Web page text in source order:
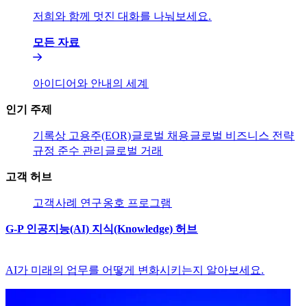
저희와 함께 멋진 대화를 나눠보세요.​​
모든 자료​​
아이디어와 안내의 세계​​
인기 주제​​
기록상 고용주(EOR)​​글로벌 채용​​글로벌 비즈니스 전략​​
규정 준수 관리​​ 글로벌 거래​​
고객 허브​​
고객​​사례 연구​​옹호 프로그램​​
G-P 인공지능(AI) 지식(Knowledge) 허브​​
AI가 미래의 업무를 어떻게 변화시키는지 알아보세요.​​